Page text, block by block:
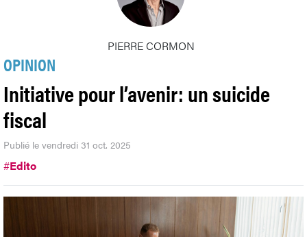
PIERRE CORMON
OPINION
Initiative pour l’avenir: un suicide
fiscal
Publié le vendredi 31 oct. 2025
#Edito